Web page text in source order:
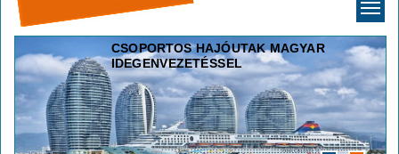
CSOPORTOS HAJÓUTAK MAGYAR
IDEGENVEZETÉSSEL